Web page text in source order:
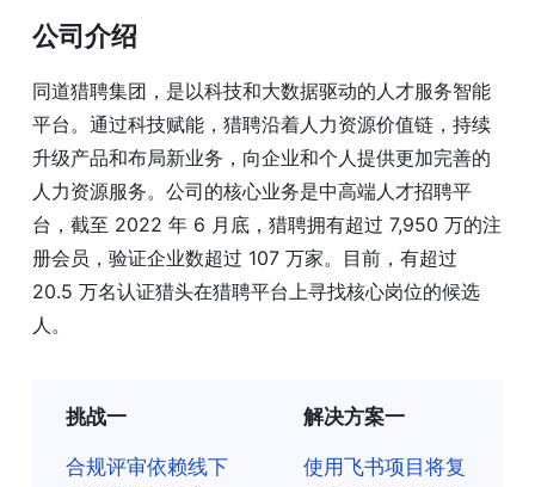
公司介绍
同道猎聘集团，是以科技和大数据驱动的人才服务智能
平台。通过科技赋能，猎聘沿着人力资源价值链，持续
升级产品和布局新业务，向企业和个人提供更加完善的
人力资源服务。公司的核心业务是中高端人才招聘平
台，截至 2022 年 6 月底，猎聘拥有超过 7,950 万的注
册会员，验证企业数超过 107 万家。目前，有超过
20.5 万名认证猎头在猎聘平台上寻找核心岗位的候选
人。
挑战一
合规评审依赖线下
解决方案一
使用飞书项目将复